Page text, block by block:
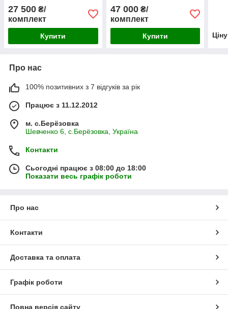
27 500 ₴/
комплект
Купити
47 000₴/
комплект
Купити
Про нас
100% позитивних з 7 відгуків за рік
Працює з 11.12.2012
м. с.Берёзовка
Шевченко 6, с.Берёзовка, Україна
Контакти
Сьогодні працює з 08:00 до 18:00
Показати весь графік роботи
Про нас
Контакти
Доставка та оплата
Графік роботи
Повна версія сайту